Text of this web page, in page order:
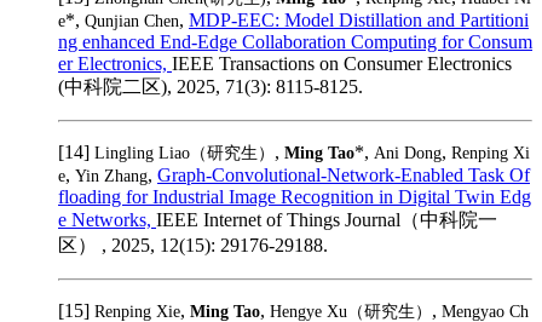
e*, Qunjian Chen, MDP-EEC: Model Distillation and Partitioni
ng enhanced End-Edge Collaboration Computing for Consum
er Electronics, IEEE Transactions on Consumer Electronics
(中科院二区), 2025, 71(3): 8115-8125.
[14] Lingling Liao（研究生） , Ming Tao*, Ani Dong, Renping Xi
e, Yin Zhang, Graph-Convolutional-Network-Enabled Task Of
floading for Industrial Image Recognition in Digital Twin Edg
e Networks, IEEE Internet of Things Journal（中科院一
区） , 2025, 12(15): 29176-29188.
[15] Renping Xie, Ming Tao, Hengye Xu（研究生） , Mengyao Ch